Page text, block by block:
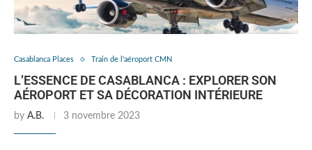
Casablanca Places Train de l'aéroport CMN
L’ESSENCE DE CASABLANCA : EXPLORER SON
AÉROPORT ET SA DÉCORATION INTÉRIEURE
by A.B. 3 novembre 2023